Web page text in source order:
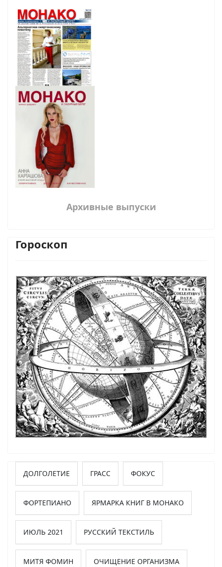
Архивные выпуски
Гороскоп
ДОЛГОЛЕТИЕ ГРАСС ФОКУС
ФОРТЕПИАНО ЯРМАРКА КНИГ В МОНАКО
ИЮЛЬ 2021 РУССКИЙ ТЕКСТИЛЬ
МИТЯ ФОМИН ОЧИЩЕНИЕ ОРГАНИЗМА